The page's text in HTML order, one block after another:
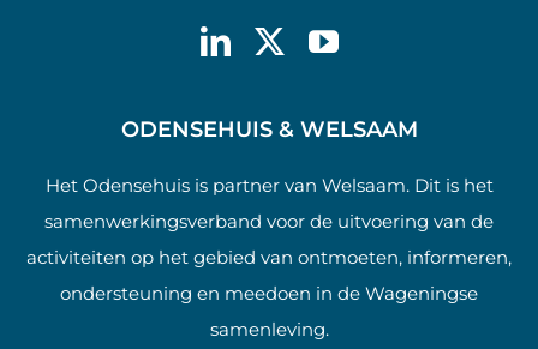
ODENSEHUIS & WELSAAM
Het Odensehuis is partner van Welsaam. Dit is het
samenwerkingsverband voor de uitvoering van de
activiteiten op het gebied van ontmoeten, informeren,
ondersteuning en meedoen in de Wageningse
samenleving.